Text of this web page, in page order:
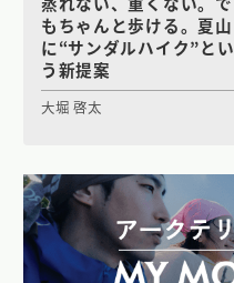
もちゃんと歩ける。夏山
に“サンダルハイク”とい
う新提案
大堀 啓太